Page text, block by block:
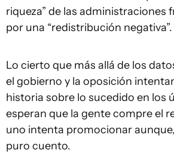
riqueza” de las administraciones
por una “redistribución negativa”.
Lo cierto que más allá de los
el gobierno y la oposición
historia sobre lo sucedido en los
esperan que la gente compre el
uno intenta promocionar
puro cuento.